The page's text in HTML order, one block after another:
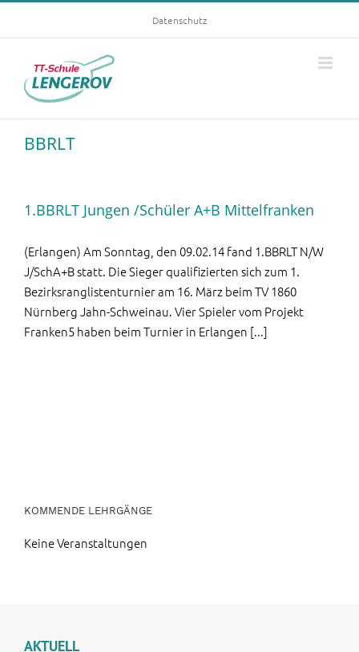
Datenschutz
BBRLT
1.BBRLT Jungen /Schüler A+B Mittelfranken
(Erlangen) Am Sonntag, den 09.02.14 fand 1.BBRLT N/W
J/SchA+B statt. Die Sieger qualifizierten sich zum 1.
Bezirksranglistenturnier am 16. März beim TV 1860
Nürnberg Jahn-Schweinau. Vier Spieler vom Projekt
Franken5 haben beim Turnier in Erlangen [...]
KOMMENDE LEHRGÄNGE
Keine Veranstaltungen
AKTUELL